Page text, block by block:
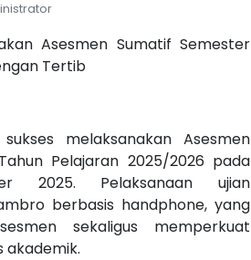
Asesmen Sumatif Semester
Tertib
melaksanakan Asesmen
Pelajaran 2025/2026 pada
2025. Pelaksanaan ujian
berbasis handphone, yang
sekaligus memperkuat
akademik.